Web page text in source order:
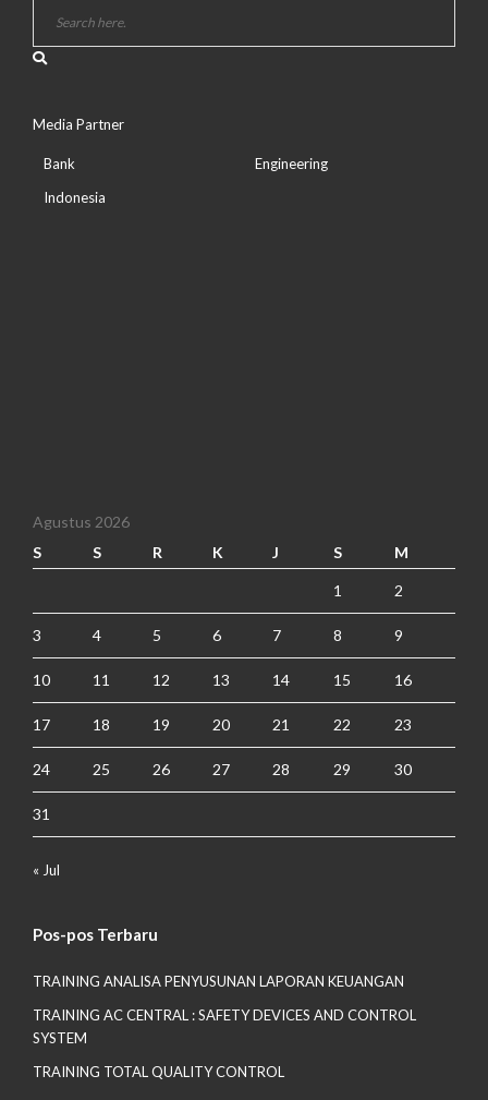
Media Partner
Bank
Indonesia
Engineering
Agustus 2026
S
S R K J S M
1 2
3 4 5 6 7 8 9
10 11 12 13 14 15 16
17 18 19 20 21 22 23
24 25 26 27 28 29 30
31
« Jul
Pos-pos Terbaru
TRAINING ANALISA PENYUSUNAN LAPORAN KEUANGAN
TRAINING AC CENTRAL : SAFETY DEVICES AND CONTROL
SYSTEM
TRAINING TOTAL QUALITY CONTROL